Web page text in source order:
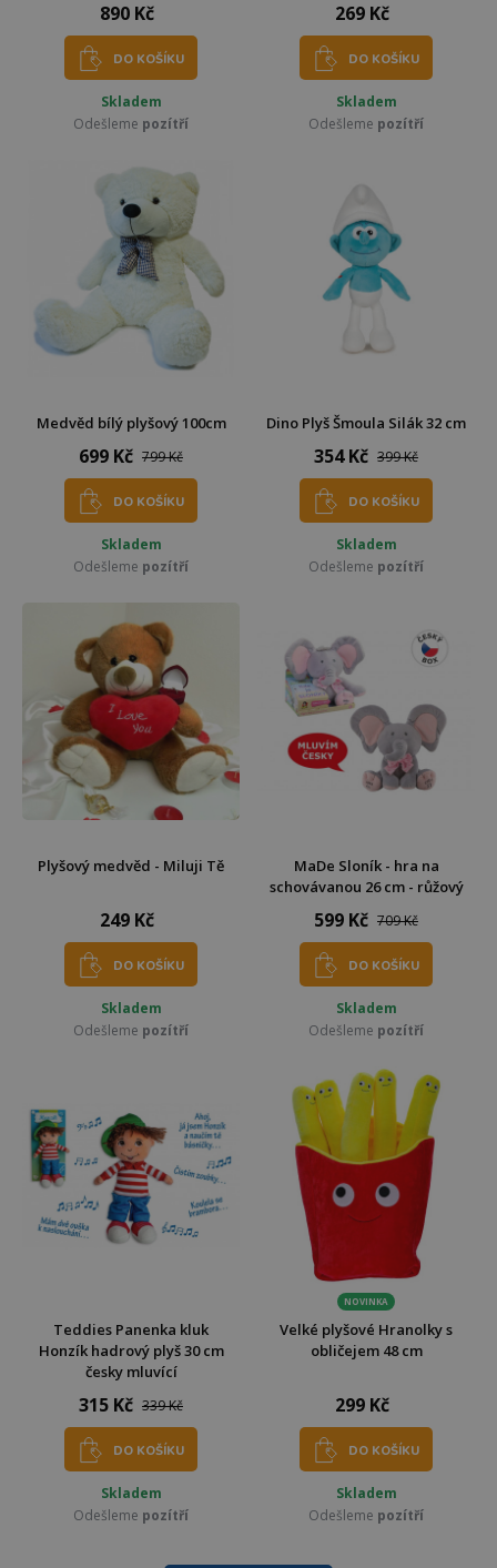
890 Kč
DO KOŠÍKU
Skladem
Odešleme pozítří
269 Kč
DO KOŠÍKU
Skladem
Odešleme pozítří
Medvěd bílý plyšový 100cm
699 Kč 799 Kč
DO KOŠÍKU
Skladem
Odešleme pozítří
Dino Plyš Šmoula Silák 32 cm
354 Kč 399 Kč
DO KOŠÍKU
Skladem
Odešleme pozítří
Plyšový medvěd - Miluji Tě
249 Kč
DO KOŠÍKU
Skladem
Odešleme pozítří
MaDe Sloník - hra na
schovávanou 26 cm - růžový
599 Kč 709 Kč
DO KOŠÍKU
Skladem
Odešleme pozítří
Teddies Panenka kluk
Honzík hadrový plyš 30 cm
česky mluvící
315 Kč 339 Kč
DO KOŠÍKU
Skladem
Odešleme pozítří
NOVINKA
Velké plyšové Hranolky s
obličejem 48 cm
299 Kč
DO KOŠÍKU
Skladem
Odešleme pozítří